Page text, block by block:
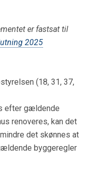
er fastsat til
2025
(18, 31, 37,
efter gældende
renoveres, kan det
det skønnes at
byggeregler